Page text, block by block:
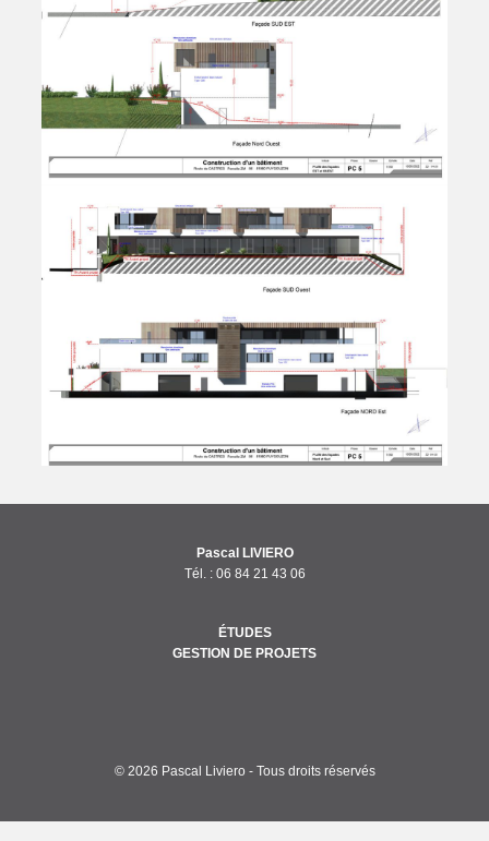
Pascal LIVIERO
Tél. : 06 84 21 43 06
ÉTUDES
GESTION DE PROJETS
© 2026 Pascal Liviero - Tous droits réservés